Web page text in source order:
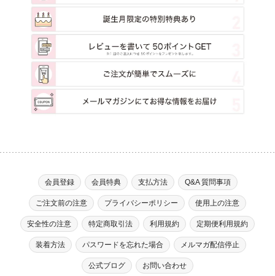
お客様からの各種お問い合わせに対して回答を行うため。
お客様に対して、当社のサービスに対するご意見やご感想のご提供をお願いするた
め。
お客様それぞれの嗜好に適合した情報発信やサービスを提供・表示するため。
マーケティング分析に利用するため。
広告の効果測定を行うため。
2に定める共同利用及び同3に定める第三者への提供のため。
※なお、上記の利用目的は、当社が、第三者から取得した、他のウェブサイトにおける
広告の閲覧履歴、広告のクリック日時、当該広告を掲載している他のウェブサイトの
情報（お客様の当該ウェブサイトにおける会員ID、会員名、ウェブサイトの名称など）
（下記2に定める共同利用を含みます）のほか、お客様の個別の同意がない限り、第三
者（日本国外にある者を含みます）に提供しません。
ただし、下記3の第三者提供については、お客様が本ポリシーに同意したことをもっ
て、当該第三者提供を同意したものとみなします。
当社は、以下のとおりお客様の個人情報を共同利用します。
■共同して利用される個人情報の項目
氏名、性別、生年月日、郵便番号、住所、メールアドレス、電話番号、SNSアカ
ウント情報、身体的特徴その他のお客様に関する情報
本人確認書類（運転免許証、健康保険証、住民票の写し等のことをいいます）及び
当該書類に含まれる情報
会員登録 会員特典 支払方法 Q&A 質問事項
ご注文前の注意 プライバシーポリシー 使用上の注意
安全性の注意 特定商取引法 利用規約 定期便利用規約
装着方法 パスワードを忘れた場合 メルマガ配信停止
公式ブログ お問い合わせ